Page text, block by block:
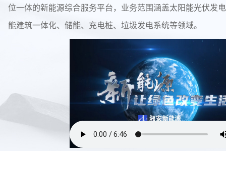
位一体的新能源综合服务平台，业务范围涵盖太阳能光伏发
能建筑一体化、储能、充电桩、垃圾发电系统等领域。